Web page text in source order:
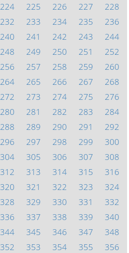
224 225 226 227
228
232 233 234 235
236
240 241 242 243
244
248 249 250 251
252
256 257 258 259
260
264 265 266 267
268
272 273 274 275
276
280 281 282 283
284
288 289 290 291
292
296 297 298 299
300
304 305 306 307
308
312 313 314 315
316
320 321 322 323
324
328 329 330 331
332
336 337 338 339
340
344 345 346 347
348
352 353 354 355 356